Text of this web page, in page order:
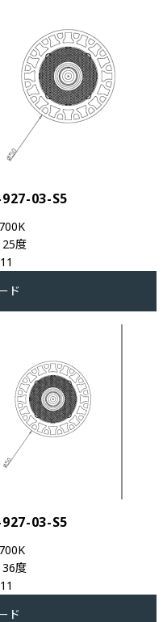
03-S5
25度
ド
03-S5
36度
ド